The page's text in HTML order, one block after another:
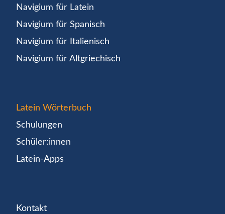
Navigium für Latein
Navigium für Spanisch
Navigium für Italienisch
Navigium für Altgriechisch
Latein Wörterbuch
Schulungen
Schüler:innen
Latein-Apps
Kontakt